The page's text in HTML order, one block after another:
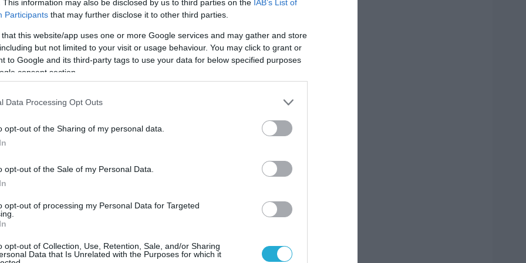
This information may also be disclosed by us to third parties on the IAB’s List of
Participants that may further disclose it to other third parties.
that this website/app uses one or more Google services and may gather and store
but not limited to your visit or usage behaviour. You may click to grant or
to Google and its third-party tags to use your data for below specified purposes
consent section.
Data Processing Opt Outs
opt-out of the Sharing of my personal data.
opt-out of the Sale of my Personal Data.
opt-out of processing my Personal Data for Targeted
opt-out of Collection, Use, Retention, Sale, and/or Sharing
Data that Is Unrelated with the Purposes for which it
υποβλήθηκε η πρόταση αναθεώρησης του